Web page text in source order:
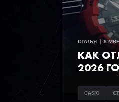
СТАТЬЯ  |  8 МИН
КАК
2026
CASIO